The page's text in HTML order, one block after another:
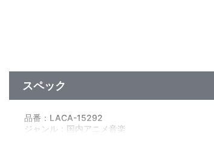
スペック
品番：LACA-15292
ジャンル：国内アニメ音楽